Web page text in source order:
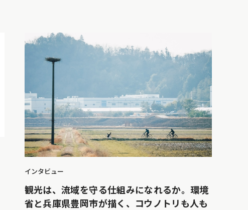
インタビュー
観光は、流域を守る仕組みになれるか。環境
省と兵庫県豊岡市が描く、コウノトリも人も